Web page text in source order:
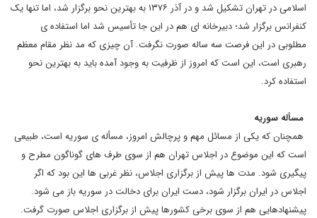
اسلامی در تهران تشکیل شد و در آذر ۱۳۷۶ به بهترین نحو برگزار شد، اما تنها یک
کنفرانس برگزار شد؛ دبیرخانه ای هم در این جا تأسیس شد اما استفاده ی
مطلوبی در این فرصت سه ساله صورت نگرفت. آن چیزی که مد نظر مقام معظم
رهبری است، این است که امروز از ظرفیت به وجود آمده باید به بهترین نحو
استفاده کرد.
مسأله سوریه
همچنان که یکی از مسائل مهم و پرچالش امروز، مسأله ی سوریه است، طبیعی
است که این موضوع در اجلاس تهران هم از سوی طرف های گوناگون مطرح و
پیگیری شود. مدت ها پیش از برگزاری اجلاس، نظر غربی ها این بود که اگر
اجلاس در ایران برگزار شود، دست ایران برای دخالت در سوریه باز می شود.
پیشنهادهایی هم از سوی برخی کشورها پیش از برگزاری اجلاس صورت گرفت.